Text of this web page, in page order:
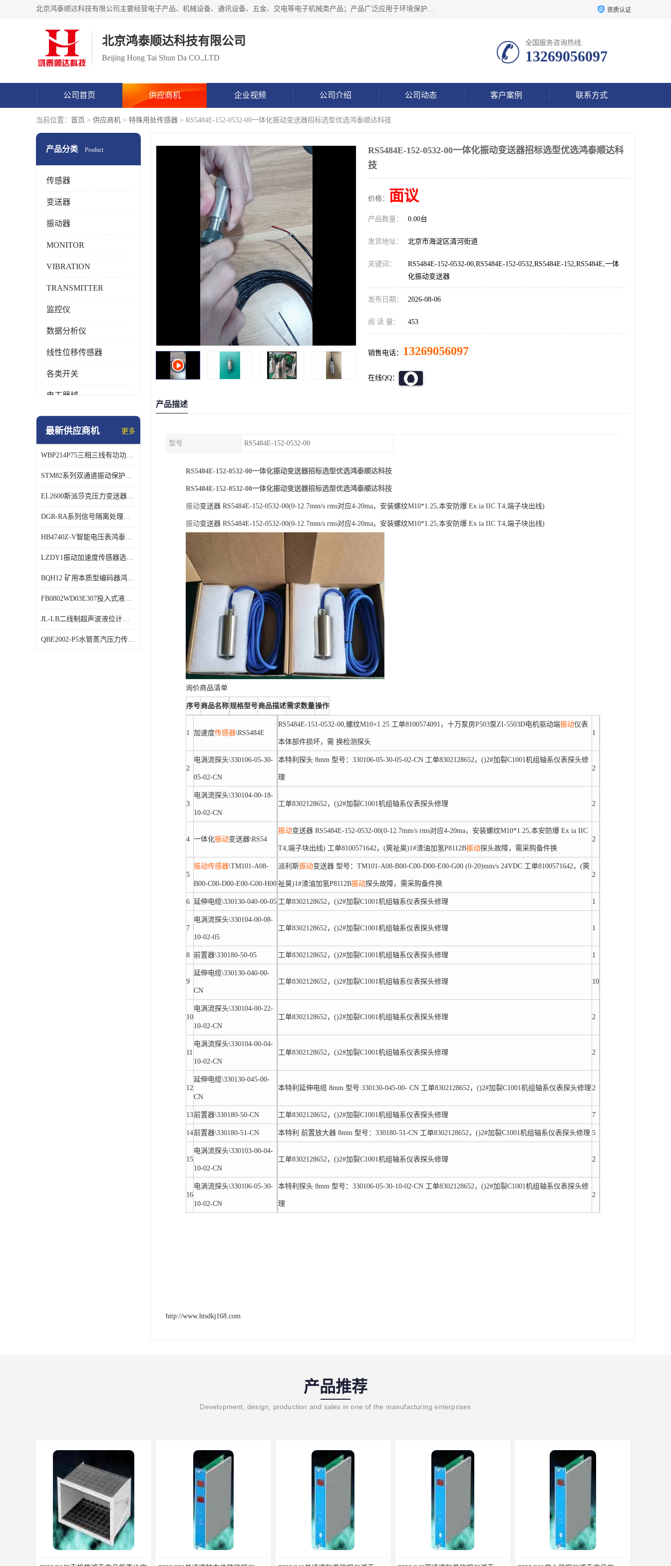
北京鸿泰顺达科技有限公司主要经营电子产品、机械设备、通讯设备、五金、交电等电子机械类产品；产品广泛应用于环境保护、石油化工、电力电子、冶金建筑、煤炭、农业、卫生防疫、教育科研等行业。并成功的与各地环境监测站、污水处理厂、卷烟厂、电厂、高校、科学院所、卫生防疫部门、煤矿、石化厂等用户建立了密切的合作关系。 资质认证
北京鸿泰顺达科技有限公司
Beijing Hong Tai Shun Da CO.,LTD
全国服务咨询热线:
13269056097
公司首页 供应商机 企业视频 公司介绍 公司动态 客户案例 联系方式
当前位置： 首页 > 供应商机 > 特殊用处传感器 > RS5484E-152-0532-00一体化振动变送器招标选型优选鸿泰顺达科技
产品分类 Product
传感器
变送器
振动器
MONITOR
VIBRATION
TRANSMITTER
监控仪
数据分析仪
线性位移传感器
各类开关
电工器械
模块化产品
特殊用处传感器
特殊用途变送器
最新供应商机 更多
WBP214P75三相三线有功功率传感器鸿泰顺达产品稳定性好
STM82系列双通道振动保护表鸿泰产品技术规格
EL2600斯派莎克压力变送器技术规格
DGR-RA系列信号隔离处理器鸿泰产品技术规格
HB4740Z-V智能电压表鸿泰产品外形美观大方
LZDY1振动加速度传感器选型资料
BQH12 矿用本质型编码器鸿泰产品实物展示
FB0802WD03E307投入式液位计鸿泰产品选型参数
JL-LB二线制超声波液位计鸿泰产品外形美观大方
QBE2002-P5水管蒸汽压力传感器西门子产品技术规格
RS5484E-152-0532-00一体化振动变送器招标选型优选鸿泰顺达科
技
价格： 面议
产品数量： 0.00台
发货地址： 北京市海淀区清河街道
关键词：
RS5484E-152-0532-00,RS5484E-152-0532,RS5484E-152,RS5484E,一体
化振动变送器
发布日期： 2026-08-06
阅 读 量： 453
销售电话： 13269056097
在线QQ：
产品描述
型号 RS5484E-152-0532-00
RS5484E-152-0532-00一体化振动变送器招标选型优选鸿泰顺达科技
RS5484E-152-0532-00一体化振动变送器招标选型优选鸿泰顺达科技
振动变送器 RS5484E-152-0532-00(0-12.7mm/s rms对应4-20ma，安装螺纹M10*1.25,本安防爆 Ex ia IIC T4,端子块出线)
振动变送器 RS5484E-152-0532-00(0-12.7mm/s rms对应4-20ma，安装螺纹M10*1.25,本安防爆 Ex ia IIC T4,端子块出线)
询价商品清单
序号商品名称规格型号商品描述需求数量操作
1 加速度传感器\RS5484E
RS5484E-151-0532-00,螺纹M10×1.25 工单8100574091，十万泵房P503泵ZI-5503D电机驱动端振动仪表
本体部件损坏，需 换检测探头
1
2
电涡流探头\330106-05-30-
05-02-CN
本特利探头 8mm 型号：330106-05-30-05-02-CN 工单8302128652，()2#加裂C1001机组轴系仪表探头修
理
2
3
电涡流探头\330104-00-18-
10-02-CN
工单8302128652，()2#加裂C1001机组轴系仪表探头修理 2
4 一体化振动变送器\RS54
振动变送器 RS5484E-152-0532-00(0-12.7mm/s rms对应4-20ma，安装螺纹M10*1.25,本安防爆 Ex ia IIC
T4,端子块出线) 工单8100571642，(筴祉昊)1#渣油加氢P8112B振动探头故障，需采购备件换
2
5
振动传感器\TM101-A08-
B00-C00-D00-E00-G00-H00
派利斯振动变送器 型号：TM101-A08-B00-C00-D00-E00-G00 (0-20)mm/s 24VDC 工单8100571642，(筴
祉昊)1#渣油加氢P8112B振动探头故障，需采购备件换
2
6 延伸电缆\330130-040-00-05 工单8302128652，()2#加裂C1001机组轴系仪表探头修理 1
7
电涡流探头\330104-00-08-
10-02-05
工单8302128652，()2#加裂C1001机组轴系仪表探头修理 1
8 前置器\330180-50-05 工单8302128652，()2#加裂C1001机组轴系仪表探头修理 1
9
延伸电缆\330130-040-00-
CN
工单8302128652，()2#加裂C1001机组轴系仪表探头修理 10
10
电涡流探头\330104-00-22-
10-02-CN
工单8302128652，()2#加裂C1001机组轴系仪表探头修理 2
11
电涡流探头\330104-00-04-
10-02-CN
工单8302128652，()2#加裂C1001机组轴系仪表探头修理 2
12
延伸电缆\330130-045-00-
CN
本特利延伸电缆 8mm 型号:330130-045-00- CN 工单8302128652，()2#加裂C1001机组轴系仪表探头修理 2
13前置器\330180-50-CN 工单8302128652，()2#加裂C1001机组轴系仪表探头修理 7
14前置器\330180-51-CN 本特利 前置放大器 8mm 型号：330180-51-CN 工单8302128652，()2#加裂C1001机组轴系仪表探头修理 5
15
电涡流探头\330103-00-04-
10-02-CN
工单8302128652，()2#加裂C1001机组轴系仪表探头修理 2
16
电涡流探头\330106-05-30-
10-02-CN
本特利探头 8mm 型号：330106-05-30-10-02-CN 工单8302128652，()2#加裂C1001机组轴系仪表探头修
理
2
http://www.htsdkj168.com
产品推荐
Development, design, production and sales in one of the manufacturing enterprises